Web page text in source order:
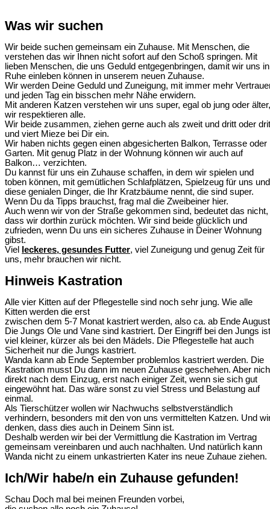
Was wir suchen
Wir beide suchen gemeinsam ein Zuhause. Mit Menschen, die
verstehen das wir Ihnen nicht sofort auf den Schoß springen. Mit
lieben Menschen, die uns Geduld entgegenbringen, damit wir uns in
Ruhe einleben können in unserem neuen Zuhause.
Wir werden Deine Geduld und Zuneigung, mit immer mehr
und jeden Tag ein bisschen mehr Nähe erwidern.
Mit anderen Katzen verstehen wir uns super, egal ob jung oder älter,
wir respektieren alle.
Wir beide zusammen, ziehen gerne auch als zweit und dritt oder
und viert Mieze bei Dir ein.
Wir haben nichts gegen einen abgesicherten Balkon, Terrasse oder
Garten. Mit genug Platz in der Wohnung können wir auch auf
Balkon… verzichten.
Du kannst für uns ein Zuhause schaffen, in dem wir spielen und
toben können, mit gemütlichen Schlafplätzen, Spielzeug für uns und
diese genialen Dinger, die Ihr Kratzbäume nennt, die sind super.
Wenn Du da Tipps brauchst, frag mal die Zweibeiner hier.
Auch wenn wir von der Straße gekommen sind, bedeutet das nicht,
dass wir dorthin zurück möchten. Wir sind beide glücklich und
zufrieden, wenn Du uns ein sicheres Zuhause in Deiner Wohnung
gibst.
Viel
leckeres, gesundes Futter, viel Zuneigung und genug Zeit für
uns, mehr brauchen wir nicht.
Hinweis Kastration
Alle vier Kitten auf der Pflegestelle sind noch sehr jung. Wie alle
Kitten werden die erst
zwischen dem 5-7 Monat kastriert werden, also ca. ab Ende
Die Jungs Ole und Vane sind kastriert. Der Eingriff bei den Jungs ist
viel kleiner, kürzer als bei den Mädels. Die Pflegestelle hat auch
Sicherheit nur die Jungs kastriert.
Wanda kann ab Ende September problemlos kastriert werden. Die
Kastration musst Du dann im neuen Zuhause geschehen. Aber
direkt nach dem Einzug, erst nach einiger Zeit, wenn sie sich gut
eingewöhnt hat. Das wäre sonst zu viel Stress und Belastung auf
einmal.
Als Tierschützer wollen wir Nachwuchs selbstverständlich
verhindern, besonders mit den von uns vermittelten Katzen. Und
denken, dass dies auch in Deinem Sinn ist.
Deshalb werden wir bei der Vermittlung die Kastration im Vertrag
gemeinsam vereinbaren und auch nachhalten. Und natürlich kann
Wanda nicht zu einem unkastrierten Kater ins neue Zuhaue ziehen.
Ich/Wir habe/n ein Zuhause gefunden!
Schau Doch mal bei meinen Freunden vorbei,